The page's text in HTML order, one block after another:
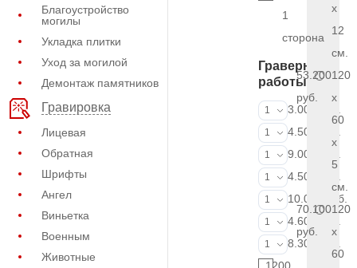
Благоустройство
могилы
Укладка плитки
Уход за могилой
Демонтаж памятников
Гравировка
Лицевая
Обратная
Шрифты
Ангел
Виньетка
Военным
Животные
1
сторона
Граверные
работы
ФИО и даты
1
3.000 руб.
ФИО и даты
1
4.500 руб.
ФИО и даты
1
9.000 руб.
Портрет
1
4.500 руб.
Портрет
1
10.000 руб.
Фотокерамика
1
4.600 руб.
Фото на
1
8.300 руб.
x
12
см.
53.200
руб.
120
x
60
x
5
см.
70.100
руб.
120
x
60